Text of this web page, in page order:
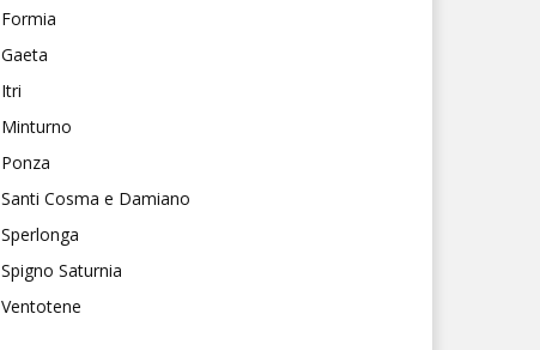
Formia
Gaeta
Itri
Minturno
Ponza
Santi Cosma e Damiano
Sperlonga
Spigno Saturnia
Ventotene